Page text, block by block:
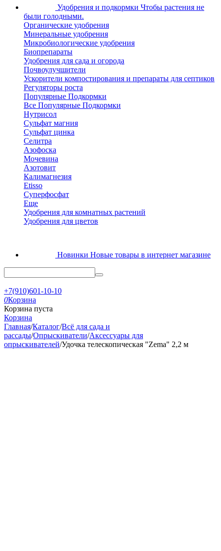
Удобрения и подкормки Чтобы растения не
были голодными.
Органические удобрения
Минеральные удобрения
Микробиологические удобрения
Биопрепараты
Удобрения для сада и огорода
Почвоулучшители
Ускорители компостирования и препараты для септиков
Регуляторы роста
Популярные Подкормки
Все Популярные Подкормки
Нутрисол
Сульфат магния
Сульфат цинка
Селитра
Азофоска
Мочевина
Азотовит
Калимагнезия
Etisso
Суперфосфат
Еще
Удобрения для комнатных растений
Удобрения для цветов
Новинки Новые товары в интернет магазине
+7(910)601-10-10
0Корзина
Корзина пуста
Корзина
Главная/Каталог/Всё для сада и
рассады/Опрыскиватели/Аксессуары для
опрыскивателей/Удочка телескопическая "Zema" 2,2 м